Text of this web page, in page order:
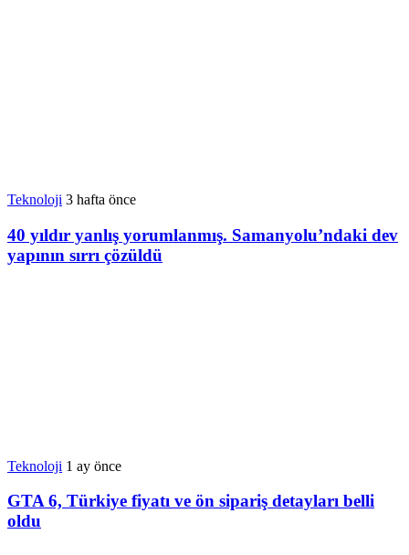
Teknoloji 3 hafta önce
40 yıldır yanlış yorumlanmış. Samanyolu’ndaki dev
yapının sırrı çözüldü
Teknoloji 1 ay önce
GTA 6, Türkiye fiyatı ve ön sipariş detayları belli
oldu